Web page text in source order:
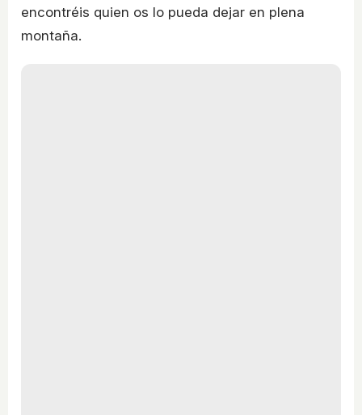
encontréis quien os lo pueda dejar en plena
montaña.